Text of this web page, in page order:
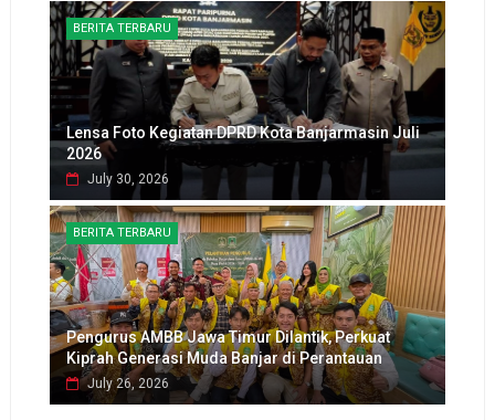
BERITA TERBARU
Lensa Foto Kegiatan DPRD Kota Banjarmasin Juli
2026
July 30, 2026
BERITA TERBARU
Pengurus AMBB Jawa Timur Dilantik, Perkuat
Kiprah Generasi Muda Banjar di Perantauan
July 26, 2026